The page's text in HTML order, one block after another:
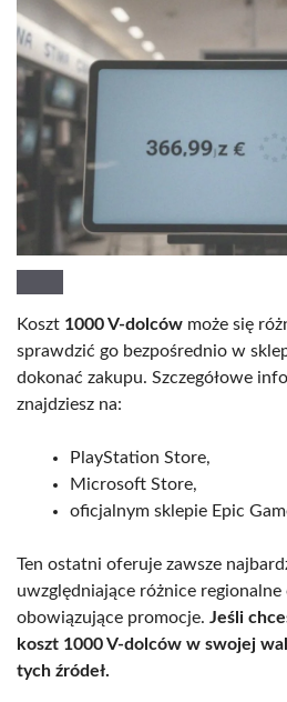
Koszt 1000 V-dolców może się
sprawdzić go bezpośrednio w
dokonać zakupu. Szczegółowe
znajdziesz na:
PlayStation Store,
Microsoft Store,
oficjalnym sklepie Epic
Ten ostatni oferuje zawsze
uwzględniające różnice regionalne
obowiązujące promocje. Jeśli
koszt 1000 V-dolców w swojej
tych źródeł.